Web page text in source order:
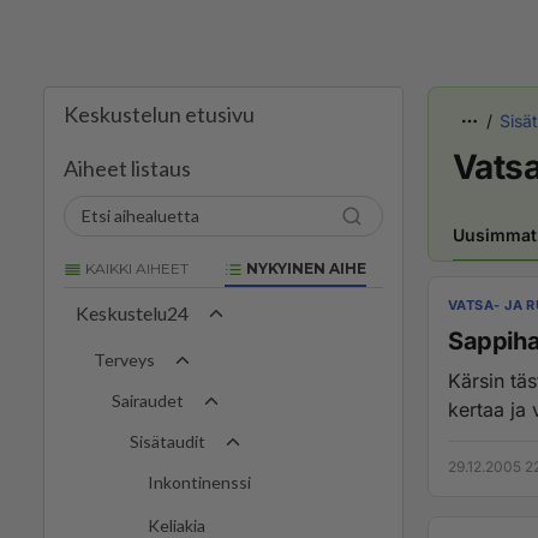
Keskustelun etusivu
Aiheet listaus
KAIKKI AIHEET NYKYINEN AIHE
Keskustelu24
Terveys
Sairaudet
Sisätaudit
Inkontinenssi
Keliakia
VATSA- JA
Kärsin
kertaa ja
29.12.2005